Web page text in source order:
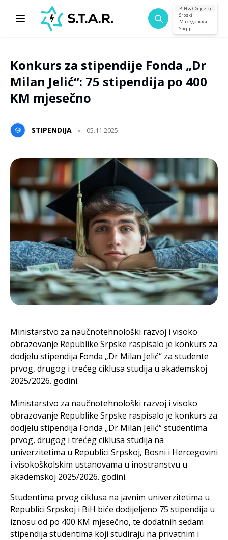
BiH & CG jezici
Srpski
Македонски
Shqip
Konkurs za stipendije Fonda „Dr
Milan Jelić“: 75 stipendija po 400
KM mjesečno
STIPENDIJA 05.11.2025.
Ministarstvo za naučnotehnološki razvoj i visoko
obrazovanje Republike Srpske raspisalo je konkurs za
dodjelu stipendija Fonda „Dr Milan Jelić“ za studente
prvog, drugog i trećeg ciklusa studija u akademskoj
2025/2026. godini.
Ministarstvo za naučnotehnološki razvoj i visoko
obrazovanje Republike Srpske raspisalo je konkurs za
dodjelu stipendija Fonda „Dr Milan Jelić“ studentima
prvog, drugog i trećeg ciklusa studija na
univerzitetima u Republici Srpskoj, Bosni i Hercegovini
i visokoškolskim ustanovama u inostranstvu u
akademskoj 2025/2026. godini.
Studentima prvog ciklusa na javnim univerzitetima u
Republici Srpskoj i BiH biće dodijeljeno 75 stipendija u
iznosu od po 400 KM mjesečno, te dodatnih sedam
stipendija studentima koji studiraju na privatnim i